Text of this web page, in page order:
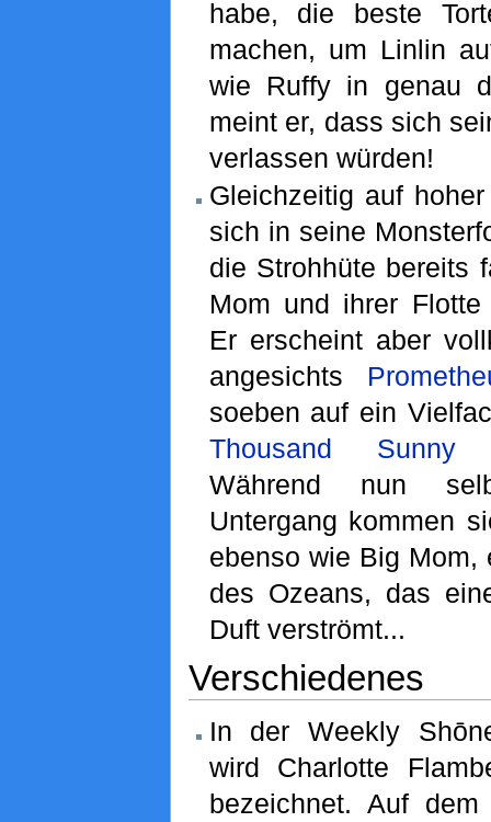
habe, die beste
machen, um Linlin
wie Ruffy in genau
meint er, dass sich
verlassen würden!
Gleichzeitig auf
sich in seine
die Strohhüte bereits
Mom und ihrer
Er erscheint aber
angesichts
soeben auf ein
Thousand Sunny
Während nun
Untergang kommen
ebenso wie Big Mom,
des Ozeans, das
Duft verströmt...
Verschiedenes
In der Weekly
wird Charlotte
bezeichnet. Auf